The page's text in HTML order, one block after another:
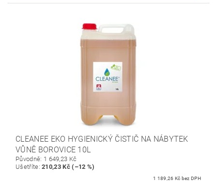
CLEANEE EKO HYGIENICKÝ ČISTIČ NA NÁBYTEK
VŮNĚ BOROVICE 10L
Původně: 1 649,23 Kč
Ušetříte:210,23 Kč (–12 %)
1 189,26 Kč bez DPH